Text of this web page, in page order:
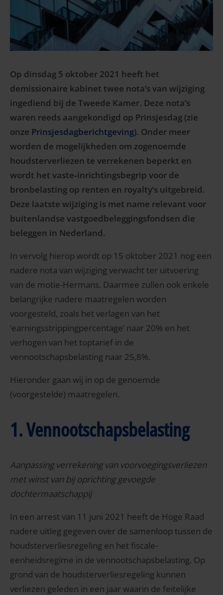
Op dinsdag 5 oktober 2021 heeft het
demissionaire kabinet twee nota’s van wijziging
ingediend bij de Tweede Kamer. Deze nota’s
waren reeds aangekondigd op Prinsjesdag (zie
onze Prinsjesdagberichtgeving). Onder meer
worden de mogelijkheden om zogenoemde
houdsterverliezen te verrekenen beperkt en
wordt het vaste‑inrichtingsbegrip voor de
bronbelasting op renten en royalty’s uitgebreid.
Deze laatste wijziging is met name relevant voor
buitenlandse vastgoedbeleggingsfondsen die
beleggen in Nederland.
In vervolg hierop wordt op 15 oktober 2021 nog een
nadere nota van wijziging verwacht ter uitvoering
van de motie-Hermans. Daarmee zullen ook enkele
belangrijke nadere maatregelen worden
voorgesteld, zoals het verlagen van het
‘earningsstrippingpercentage’ naar 20% en het
verhogen van het toptarief in de
vennootschapsbelasting naar 25,8%.
Hieronder gaan wij in op de genoemde
(voorgestelde) maatregelen.
1. Vennootschapsbelasting
Aanpassing verrekening van voorvoegingsverliezen
met winst van bij oprichting gevoegde
dochtermaatschappij
In een arrest van 11 juni 2021 heeft de Hoge Raad
nadere uitleg gegeven over de samenloop tussen de
houdsterverliesregeling en het fiscale-
eenheidsregime in de vennootschapsbelasting. Op
grond van de houdsterverliesregeling kunnen
verliezen geleden in een jaar waarin de feitelijke